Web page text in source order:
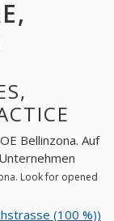
Bellinzona. Auf
Look for opened
(100 %))